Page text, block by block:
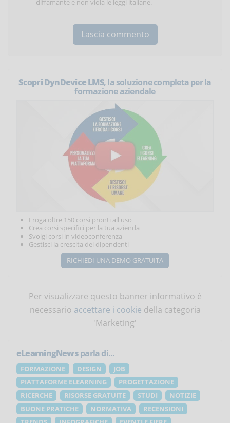
diffamante e non viola le leggi italiane.
Scopri DynDevice LMS, la soluzione completa per la
formazione aziendale
Eroga oltre 150 corsi pronti all'uso
Crea corsi specifici per la tua azienda
Svolgi corsi in videoconferenza
Gestisci la crescita dei dipendenti
RICHIEDI UNA DEMO GRATUITA
Per visualizzare questo banner informativo è
necessario accettare i cookie della categoria
'Marketing'
eLearningNewsparla di...
FORMAZIONE DESIGN
JOB
PIATTAFORME ELEARNING
PROGETTAZIONE
RICERCHE
RISORSE GRATUITE STUDI
NOTIZIE
BUONE PRATICHE
NORMATIVA
RECENSIONI